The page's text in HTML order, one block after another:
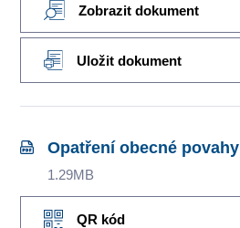
Zobrazit dokument
Uložit dokument
Opatření obecné povahy
1.29MB
QR kód